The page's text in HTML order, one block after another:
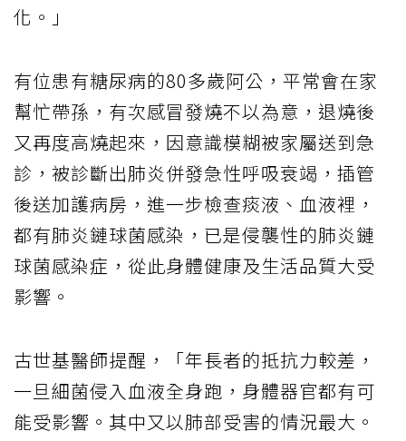
化。」
有位患有糖尿病的80多歲阿公，平常會在家
幫忙帶孫，有次感冒發燒不以為意，退燒後
又再度高燒起來，因意識模糊被家屬送到急
診，被診斷出肺炎併發急性呼吸衰竭，插管
後送加護病房，進一步檢查痰液、血液裡，
都有肺炎鏈球菌感染，已是侵襲性的肺炎鏈
球菌感染症，從此身體健康及生活品質大受
影響。
古世基醫師提醒，「年長者的抵抗力較差，
一旦細菌侵入血液全身跑，身體器官都有可
能受影響。其中又以肺部受害的情況最大。